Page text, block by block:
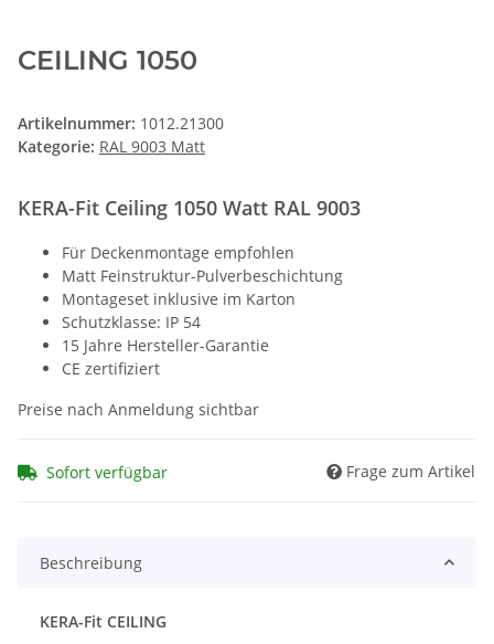
CEILING 1050
Artikelnummer: 1012.21300
Kategorie: RAL 9003 Matt
KERA-Fit Ceiling 1050 Watt RAL 9003
Für Deckenmontage empfohlen
Matt Feinstruktur-Pulverbeschichtung
Montageset inklusive im Karton
Schutzklasse: IP 54
15 Jahre Hersteller-Garantie
CE zertifiziert
Preise nach Anmeldung sichtbar
Sofort verfügbar Frage zum Artikel
Beschreibung
KERA-Fit CEILING